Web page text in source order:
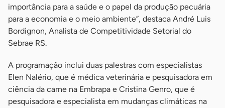
importância para a saúde e o papel da produção pecuária
para a economia e o meio ambiente”, destaca André Luis
Bordignon, Analista de Competitividade Setorial do
Sebrae RS.
A programação inclui duas palestras com especialistas
Elen Nalério, que é médica veterinária e pesquisadora em
ciência da carne na Embrapa e Cristina Genro, que é
pesquisadora e especialista em mudanças climáticas na